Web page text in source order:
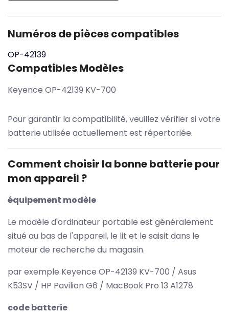
Numéros de pièces compatibles
OP-42139
Compatibles Modèles
Keyence OP-42139 KV-700
Pour garantir la compatibilité, veuillez vérifier si votre
batterie utilisée actuellement est répertoriée.
Comment choisir la bonne batterie pour
mon appareil ?
équipement modèle
Le modèle d'ordinateur portable est généralement
situé au bas de l'appareil, le lit et le saisit dans le
moteur de recherche du magasin.
par exemple Keyence OP-42139 KV-700 / Asus
K53SV / HP Pavilion G6 / MacBook Pro 13 A1278
code batterie